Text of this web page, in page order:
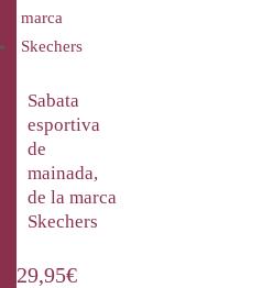
Sabata
esportiva
de
mainada,
de la marca
Skechers
29,95€